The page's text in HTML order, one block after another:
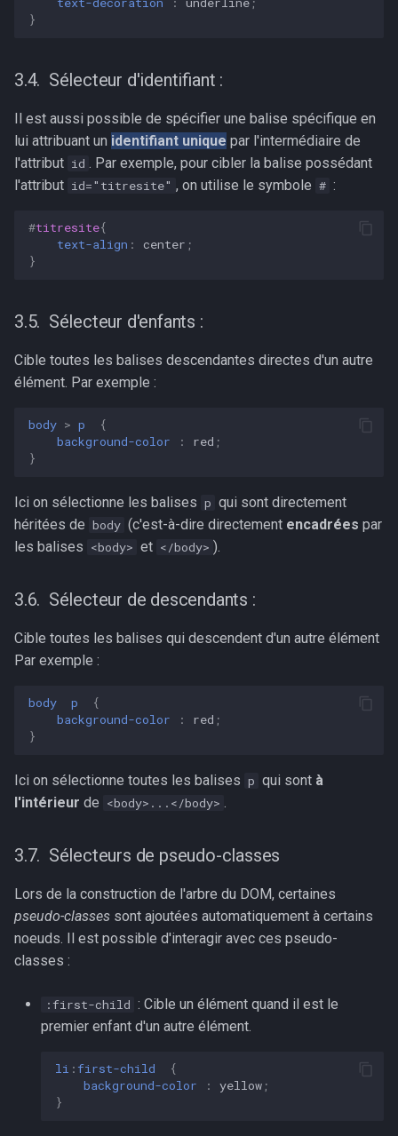
}
Sélecteur d'identifiant :
Il est aussi possible de spécifier une balise spécifique en
lui attribuant un identifiant unique par l'intermédiaire de
l'attribut id . Par exemple, pour cibler la balise possédant
l'attribut id="titresite" , on utilise le symbole # :
#titresite{
text-align : center ;
}
Sélecteur d'enfants :
Cible toutes les balises descendantes directes d'un autre
élément. Par exemple :
body > p
{
background-color
: red ;
}
Ici on sélectionne les balises p qui sont directement
héritées de body (c'est-à-dire directement encadrées par
les balises <body> et </body> ).
Sélecteur de descendants :
Cible toutes les balises qui descendent d'un autre élément
Par exemple :
body p
{
background-color
: red ;
}
Ici on sélectionne toutes les balises p qui sont à
l'intérieur de <body>...</body> .
Sélecteurs de pseudo-classes
Lors de la construction de l'arbre du DOM, certaines
pseudo-classes sont ajoutées automatiquement à certains
noeuds. Il est possible d'interagir avec ces pseudo-
classes :
:first-child : Cible un élément quand il est le
premier enfant d'un autre élément.
li :first-child
{
background-color
: yellow ;
}